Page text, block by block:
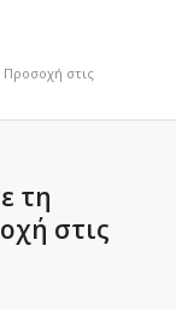
στις
τη
στις